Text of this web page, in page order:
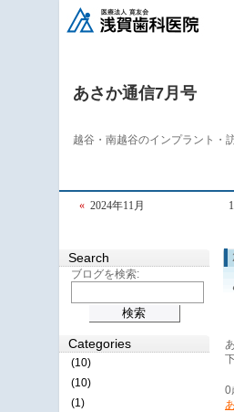
あさか通信7月号
越谷・南越谷のインプラント・
« 2024年11月 1
0
Search
ブログを検索:
Categories
(10)
(10)
(1)